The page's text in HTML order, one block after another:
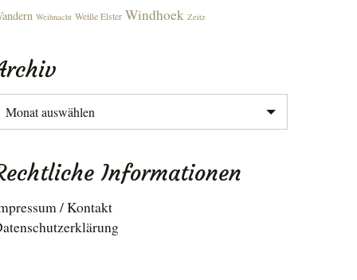
Weihnacht Weiße Elster Windhoek Zeitz
Archiv
Informationen
/ Kontakt